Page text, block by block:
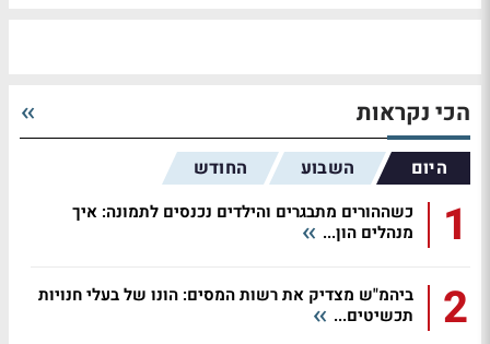
הכי נקראות
היום השבוע החודש
1
כשההורים מתבגרים והילדים נכנסים לתמונה: איך
מנהלים הון...
2
ביהמ"ש מצדיק את רשות המסים: הונו של בעלי חנויות
תכשיטים...